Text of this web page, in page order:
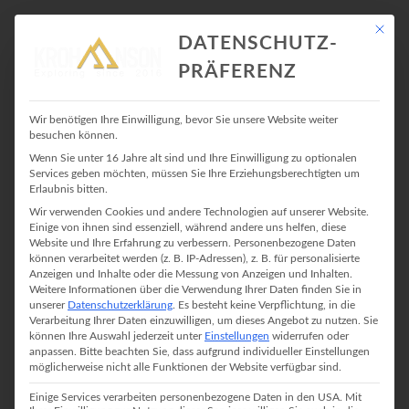
CHALKBAG
Mit
DATENSCHUTZ-
PRÄFERENZ
Wir benötigen Ihre Einwilligung, bevor Sie unsere Website weiter
besuchen können.
Wenn Sie unter 16 Jahre alt sind und Ihre Einwilligung zu optionalen
Services geben möchten, müssen Sie Ihre Erziehungsberechtigten um
Erlaubnis bitten.
Wir verwenden Cookies und andere Technologien auf unserer Website.
Einige von ihnen sind essenziell, während andere uns helfen, diese
Website und Ihre Erfahrung zu verbessern.
Personenbezogene Daten
können verarbeitet werden (z. B. IP-Adressen), z. B. für personalisierte
Anzeigen und Inhalte oder die Messung von Anzeigen und Inhalten.
Weitere Informationen über die Verwendung Ihrer Daten finden Sie in
unserer Datenschutzerklärung Es besteht keine Verpflichtung, in die
Verarbeitung Ihrer Daten einzuwilligen, um dieses Angebot zu nutzen. Sie
können Ihre Auswahl jederzeit unter Einstellungen widerrufen oder
anpassen.
Bitte beachten Sie, dass aufgrund individueller Einstellungen
möglicherweise nicht alle Funktionen der Website verfügbar sind.
Einige Services verarbeiten personenbezogene Daten in den USA. Mit